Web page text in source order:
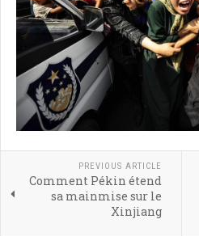
PREVIOUS ARTICLE
Comment Pékin étend
sa mainmise sur le
Xinjiang